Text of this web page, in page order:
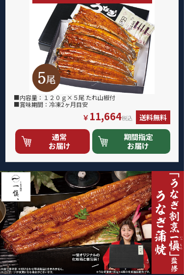
■内容量：１２０ｇ×５尾 たれ山椒付
■賞味期間：冷凍2ヶ月目安
￥ 11,664税込 送料無料
通常
お届け
期間指定
お届け